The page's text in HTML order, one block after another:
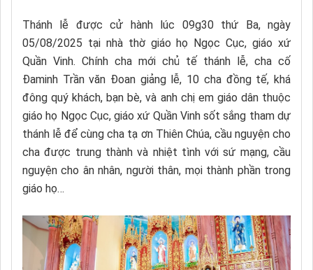
Thánh lễ được cử hành lúc 09g30 thứ Ba, ngày
05/08/2025 tại nhà thờ giáo họ Ngọc Cục, giáo xứ
Quần Vinh. Chính cha mới chủ tế thánh lễ, cha cố
Đaminh Trần văn Đoan giảng lễ, 10 cha đồng tế, khá
đông quý khách, bạn bè, và anh chị em giáo dân thuộc
giáo họ Ngọc Cục, giáo xứ Quần Vinh sốt sắng tham dự
thánh lễ để cùng cha tạ ơn Thiên Chúa, cầu nguyện cho
cha được trung thành và nhiệt tình với sứ mạng, cầu
nguyện cho ân nhân, người thân, mọi thành phần trong
giáo họ…